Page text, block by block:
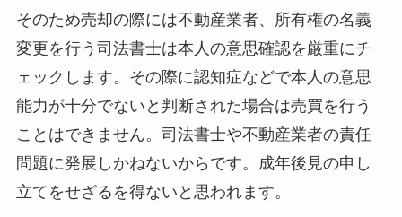
そのため売却の際には不動産業者、所有権の名義
変更を行う司法書士は本人の意思確認を厳重にチ
ェックします。その際に認知症などで本人の意思
能力が十分でないと判断された場合は売買を行う
ことはできません。司法書士や不動産業者の責任
問題に発展しかねないからです。成年後見の申し
立てをせざるを得ないと思われます。